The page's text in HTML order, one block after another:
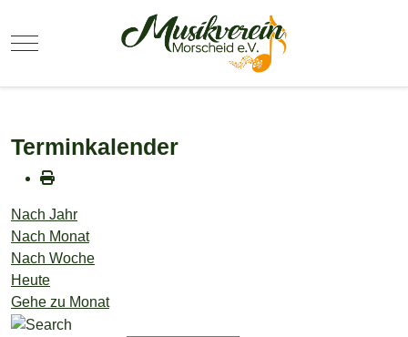
Mobile Menu Toggle
Terminkalender
Nach Jahr
Nach Monat
Nach Woche
Heute
Gehe zu Monat